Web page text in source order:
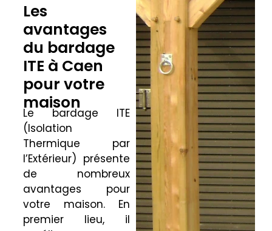
Les
avantages
du bardage
ITE à Caen
pour votre
maison
Le bardage ITE
(Isolation
Thermique par
l’Extérieur) présente
de nombreux
avantages pour
votre maison. En
premier lieu, il